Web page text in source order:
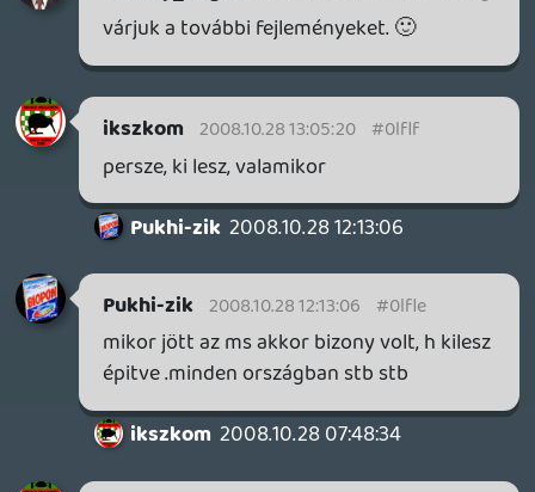
SolidMetal 2008.10.27 21:37:37 #0lflc
Jó Podcast lett! Grat hozzá
Tomtom 2008.10.27 19:39:25 #0lflb
...azért valami elindult, s ha már megy,
akkor ti ott lesztek, hogy
beszámolhassatok nekünk a
történésekről, és azthiszem ez a lényeg. Jó
témaválasztás volt.
2008.10.27 19:36:11#0lfla
...ez pedig 150 pont:) de némi gubanc azért
leledzik, mikor pl az antivírusomat
fájlcserélőnek nézték és letiltották a VMC-
t, merthogy volt ilyen is 😞
Gaben
2008.10.26 20:57:52